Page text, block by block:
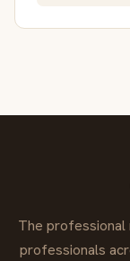
The
professionals